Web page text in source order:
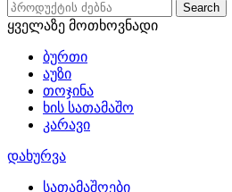
Search
ყველაზე მოთხოვნადი
ბურთი
აუზი
თოჯინა
ხის სათამაშო
კარავი
დახურვა
სათამაშოები